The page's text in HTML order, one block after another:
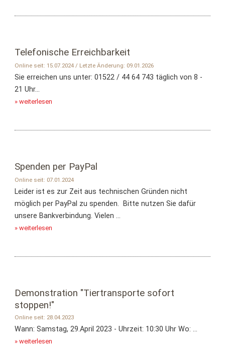
Telefonische Erreichbarkeit
Online seit: 15.07.2024 / Letzte Änderung: 09.01.2026
Sie erreichen uns unter: 01522 / 44 64 743 täglich von 8 -
21 Uhr...
» weiterlesen
Spenden per PayPal
Online seit: 07.01.2024
Leider ist es zur Zeit aus technischen Gründen nicht
möglich per PayPal zu spenden. Bitte nutzen Sie dafür
unsere Bankverbindung. Vielen ...
» weiterlesen
Demonstration "Tiertransporte sofort
stoppen!"
Online seit: 28.04.2023
Wann: Samstag, 29.April 2023 - Uhrzeit: 10:30 Uhr Wo: ...
» weiterlesen